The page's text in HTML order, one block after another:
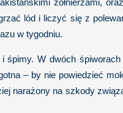
żołnierzami,
lód i liczyć się z
w tygodniu.
W dwóch
– by nie powiedzieć
narażony na szkody